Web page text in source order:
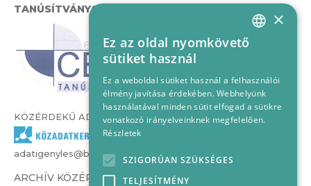
TANÚSÍTVÁNYOK
KÖZÉRDEKŰ ADATOK
adatigenyles@bvcs.hu
ARCHÍV KÖZÉRDEKŰ ADATOK –
HUNGARIAN
×
Ez az oldal nyomkövető
sütiket használ
Ez a weboldal sütiket használ a felhasználói
élmény javítása érdekében. Webhelyünk
használatával minden sütit elfogad a sütikre
vonatkozó irányelveinknek megfelelően.
Részletek
SZIGORÚAN SZÜKSÉGES
TELJESÍTMÉNY